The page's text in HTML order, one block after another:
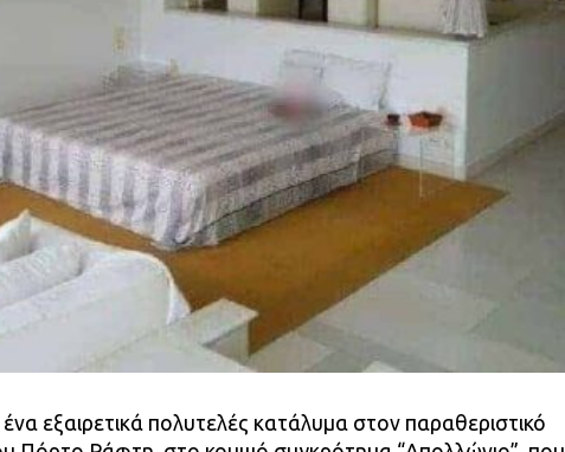
ένα εξαιρετικά πολυτελές κατάλυμα στον παραθεριστικό